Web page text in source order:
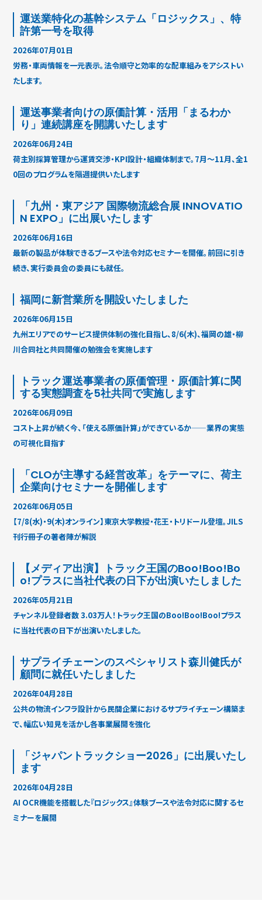
運送業特化の基幹システム「ロジックス」、特
許第一号を取得
2026年07月01日
労務・車両情報を一元表示。法令順守と効率的な配車組みをアシストい
たします。
運送事業者向けの原価計算・活用「まるわか
り」連続講座を開講いたします
2026年06月24日
荷主別採算管理から運賃交渉・KPI設計・組織体制まで。7月〜11月、全1
0回のプログラムを隔週提供いたします
「九州・東アジア 国際物流総合展 INNOVATIO
N EXPO」に出展いたします
2026年06月16日
最新の製品が体験できるブースや法令対応セミナーを開催。前回に引き
続き、実行委員会の委員にも就任。
福岡に新営業所を開設いたしました
2026年06月15日
九州エリアでのサービス提供体制の強化目指し、8/6(木)、福岡の雄・柳
川合同社と共同開催の勉強会を実施します
トラック運送事業者の原価管理・原価計算に関
する実態調査を5社共同で実施します
2026年06月09日
コスト上昇が続く今、「使える原価計算」ができているか——業界の実態
の可視化目指す
「CLOが主導する経営改革」をテーマに、荷主
企業向けセミナーを開催します
2026年06月05日
【7/8(水)・9(木)オンライン】東京大学教授・花王・トリドール登壇。JILS
刊行冊子の著者陣が解説
【メディア出演】トラック王国のBoo!Boo!Bo
o!プラスに当社代表の日下が出演いたしました
2026年05月21日
チャンネル登録者数 3.03万人！トラック王国のBoo!Boo!Boo!プラス
に当社代表の日下が出演いたしました。
サプライチェーンのスペシャリスト森川健氏が
顧問に就任いたしました
2026年04月28日
公共の物流インフラ設計から民間企業におけるサプライチェーン構築ま
で、幅広い知見を活かし各事業展開を強化
「ジャパントラックショー2026」に出展いたし
ます
2026年04月28日
AI OCR機能を搭載した『ロジックス』体験ブースや法令対応に関するセ
ミナーを展開